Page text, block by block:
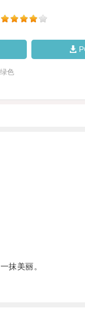
色
抹美丽。